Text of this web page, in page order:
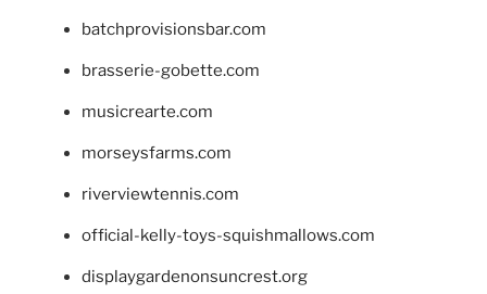
batchprovisionsbar.com
brasserie-gobette.com
musicrearte.com
morseysfarms.com
riverviewtennis.com
official-kelly-toys-squishmallows.com
displaygardenonsuncrest.org